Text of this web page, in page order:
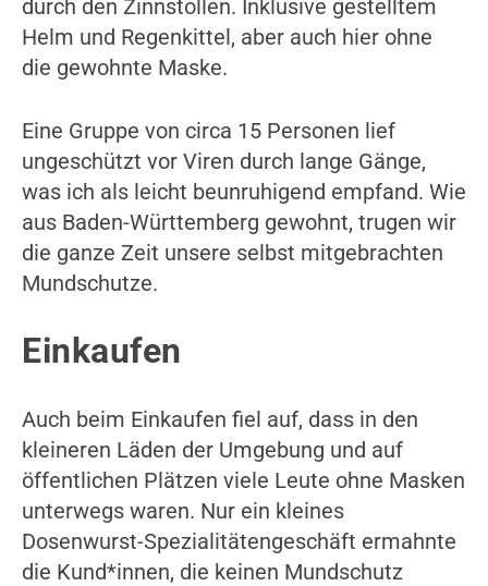
durch den Zinnstollen. Inklusive gestelltem
Helm und Regenkittel, aber auch hier ohne
die gewohnte Maske.
Eine Gruppe von circa 15 Personen lief
ungeschützt vor Viren durch lange Gänge,
was ich als leicht beunruhigend empfand. Wie
aus Baden-Württemberg gewohnt, trugen wir
die ganze Zeit unsere selbst mitgebrachten
Mundschutze.
Einkaufen
Auch beim Einkaufen fiel auf, dass in den
kleineren Läden der Umgebung und auf
öffentlichen Plätzen viele Leute ohne Masken
unterwegs waren. Nur ein kleines
Dosenwurst-Spezialitätengeschäft ermahnte
die Kund*innen, die keinen Mundschutz